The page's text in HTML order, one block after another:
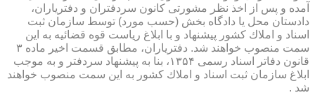
آمده و پس از اخذ نظر مشورتی كانون سردفتران و دفتریاران،
دادستان محل یا دادگاه بخش (حسب مورد) توسط سازمان ثبت
اسناد و املاك كشور پیشنهاد و با ابلاغ ریاست قوه قضائیه به این
سمت منصوب خواهند شد. دفتریاران، مطابق قسمت اخیر ماده ۳
قانون دفاتر اسناد رسمی ۱۳۵۴، بنا به پیشنهاد سردفتر و به موجب
ابلاغ سازمان ثبت اسناد و املاك كشور به این سمت منصوب خواهند
شد .